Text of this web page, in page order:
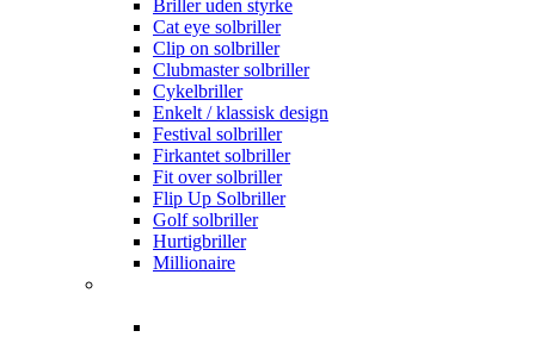
Briller uden styrke
Cat eye solbriller
Clip on solbriller
Clubmaster solbriller
Cykelbriller
Enkelt / klassisk design
Festival solbriller
Firkantet solbriller
Fit over solbriller
Flip Up Solbriller
Golf solbriller
Hurtigbriller
Millionaire